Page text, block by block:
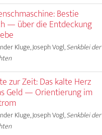
Bestie
— über die Entdeckung
Kluge, Joseph Vogl,Senkblei der
zur Zeit: Das kalte Herz
Geld — Orientierung im
Kluge, Joseph Vogl,Senkblei der